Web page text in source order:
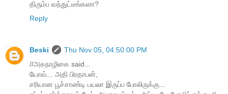
திரும்ப வந்துட்டீங்களா?
Reply
Beski
Thu Nov 05, 04:50:00 PM
//அகநாழிகை said...
யோவ்... அதி பிரதாபன்,
சரியான பூச்சாண்டி பயலா இருப்ப போலிருக்கு...